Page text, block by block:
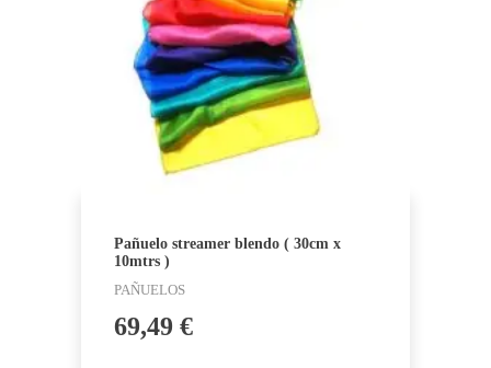
Pañuelo streamer blendo ( 30cm x
10mtrs )
PAÑUELOS
69,49 €